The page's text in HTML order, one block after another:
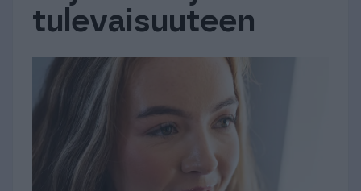
tulevaisuuteen